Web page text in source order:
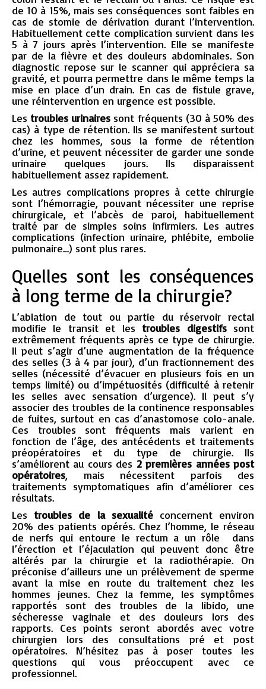
de 10 à 15%, mais ses conséquences sont faibles en
cas de stomie de dérivation durant l’intervention.
Habituellement cette complication survient dans les
5 à 7 jours après l’intervention. Elle se manifeste
par de la fièvre et des douleurs abdominales. Son
diagnostic repose sur le scanner qui appréciera sa
gravité, et pourra permettre dans le même temps la
mise en place d’un drain. En cas de fistule grave,
une réintervention en urgence est possible.
Les troubles urinaires sont fréquents (30 à 50% des
cas) à type de rétention. Ils se manifestent surtout
chez les hommes, sous la forme de rétention
d’urine, et peuvent nécessiter de garder une sonde
urinaire quelques jours. Ils disparaissent
habituellement assez rapidement.
Les autres complications propres à cette chirurgie
sont l’hémorragie, pouvant nécessiter une reprise
chirurgicale, et l’abcès de paroi, habituellement
traité par de simples soins infirmiers. Les autres
complications (infection urinaire, phlébite, embolie
pulmonaire…) sont plus rares.
Quelles sont les conséquences
à long terme de la chirurgie?
L’ablation de tout ou partie du réservoir rectal
modifie le transit et les troubles digestifssont
extrêmement fréquents après ce type de chirurgie.
Il peut s’agir d’une augmentation de la fréquence
des selles (3 à 4 par jour), d’un fractionnement des
selles (nécessité d’évacuer en plusieurs fois en un
temps limité) ou d’impétuosités (difficulté à retenir
les selles avec sensation d’urgence). Il peut s’y
associer des troubles de la continence responsables
de fuites, surtout en cas d’anastomose colo-anale.
Ces troubles sont fréquents mais varient en
fonction de l’âge, des antécédents et traitements
préopératoires et du type de chirurgie. Ils
s’améliorent au cours des 2 premières années post
opératoires, mais nécessitent parfois des
traitements symptomatiques afin d’améliorer ces
résultats.
Les troubles de la sexualitéconcernent environ
20% des patients opérés. Chez l’homme, le réseau
de nerfs qui entoure le rectum a un rôle dans
l’érection et l’éjaculation qui peuvent donc être
altérés par la chirurgie et la radiothérapie. On
préconise d’ailleurs une un prélèvement de sperme
avant la mise en route du traitement chez les
hommes jeunes. Chez la femme, les symptômes
rapportés sont des troubles de la libido, une
sécheresse vaginale et des douleurs lors des
rapports. Ces points seront abordés avec votre
chirurgien lors des consultations pré et post
opératoires. N’hésitez pas à poser toutes les
questions qui vous préoccupent avec ce
professionnel.